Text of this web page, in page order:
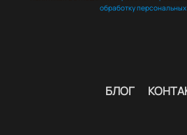
обработку
БЛОГ